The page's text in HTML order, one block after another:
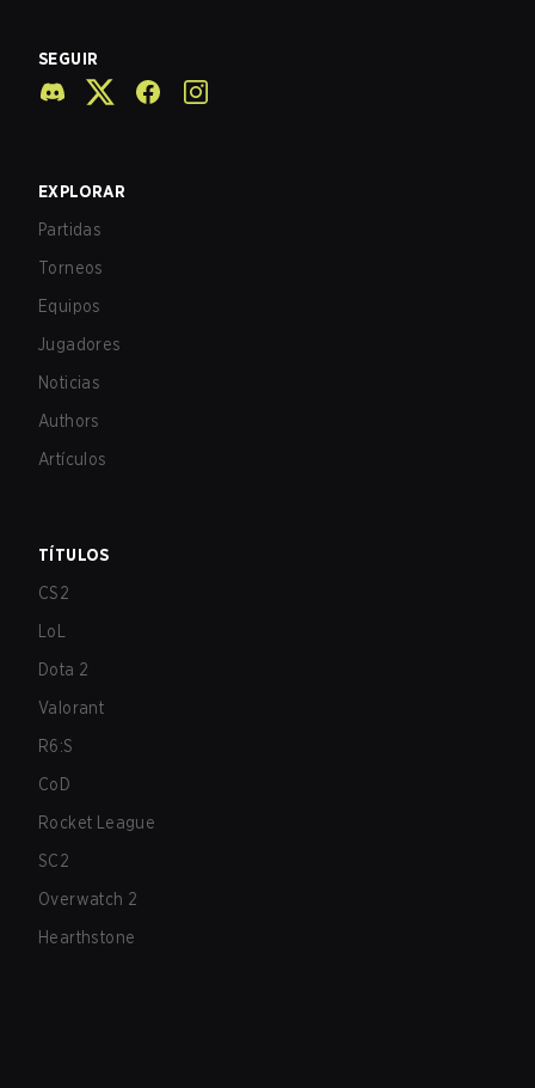
SEGUIR
EXPLORAR
Partidas
Torneos
Equipos
Jugadores
Noticias
Authors
Artículos
TÍTULOS
CS2
LoL
Dota 2
Valorant
R6:S
CoD
Rocket League
SC2
Overwatch 2
Hearthstone